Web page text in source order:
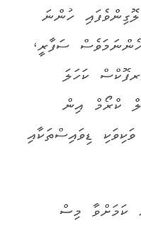
ހުންނަ
ސަފާރީ،
ކަހަލަ
ކްރޯމް އިން
ޑިވައިސްތަކާއި
ކަމަށްވާ މިސް